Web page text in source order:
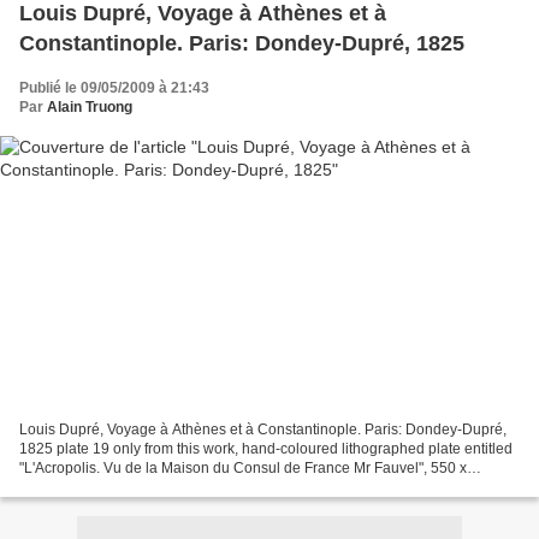
Louis Dupré, Voyage à Athènes et à
Constantinople. Paris: Dondey-Dupré, 1825
Publié le 09/05/2009 à 21:43
Par Alain Truong
Louis Dupré, Voyage à Athènes et à Constantinople. Paris: Dondey-Dupré,
1825 plate 19 only from this work, hand-coloured lithographed plate entitled
"L'Acropolis. Vu de la Maison du Consul de France Mr Fauvel", 550 x